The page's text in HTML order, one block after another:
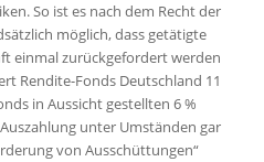
So ist es nach dem Recht der
möglich, dass getätigte
einmal zurückgefordert werden
Rendite-Fonds Deutschland 11
in Aussicht gestellten 6 %
unter Umständen gar
von Ausschüttungen“